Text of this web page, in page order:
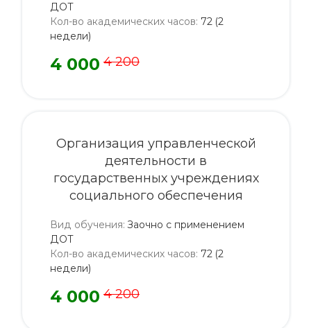
ДОТ
Кол-во академических часов: 72 (2
недели)
4 000 4 200
Организация управленческой
деятельности в
государственных учреждениях
социального обеспечения
Вид обучения: Заочно с применением
ДОТ
Кол-во академических часов: 72 (2
недели)
4 000 4 200